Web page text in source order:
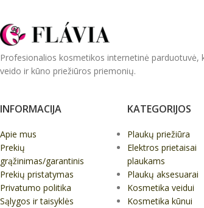
Profesionalios kosmetikos internetinė parduotuvė,
veido ir kūno priežiūros priemonių.
INFORMACIJA
Apie mus
Prekių
grąžinimas/garantinis
Prekių pristatymas
Privatumo politika
Sąlygos ir taisyklės
KATEGORIJOS
Plaukų priežiūra
Elektros prietaisai
plaukams
Plaukų aksesuarai
Kosmetika veidui
Kosmetika kūnui